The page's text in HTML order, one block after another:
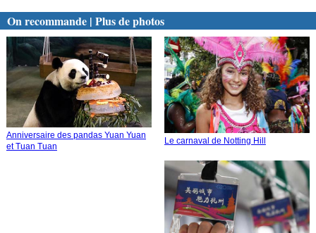
On recommande | Plus de photos
Anniversaire des pandas Yuan Yuan
et Tuan Tuan
Le carnaval de Notting Hill